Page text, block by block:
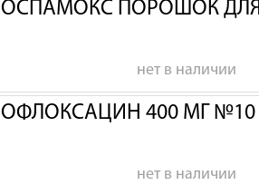
ОСПАМОКС ПОРОШОК ДЛЯ
нет в наличии
ОФЛОКСАЦИН 400 МГ №10
нет в наличии